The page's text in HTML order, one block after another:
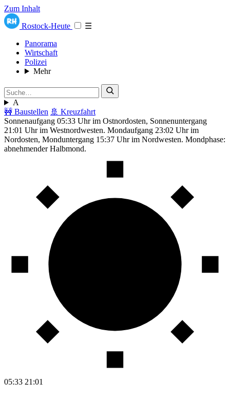
Zum Inhalt
Rostock-Heute
☰
Panorama
Wirtschaft
Polizei
Mehr
A
🚧 Baustellen 🚢 Kreuzfahrt
Sonnenaufgang 05:33 Uhr im Ostnordosten, Sonnenuntergang
21:01 Uhr im Westnordwesten. Mondaufgang 23:02 Uhr im
Nordosten, Monduntergang 15:37 Uhr im Nordwesten. Mondphase:
abnehmender Halbmond.
05:33 21:01